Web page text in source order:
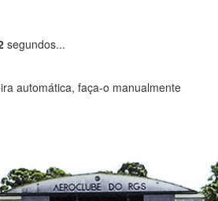
segundos...
automática, faça-o manualmente